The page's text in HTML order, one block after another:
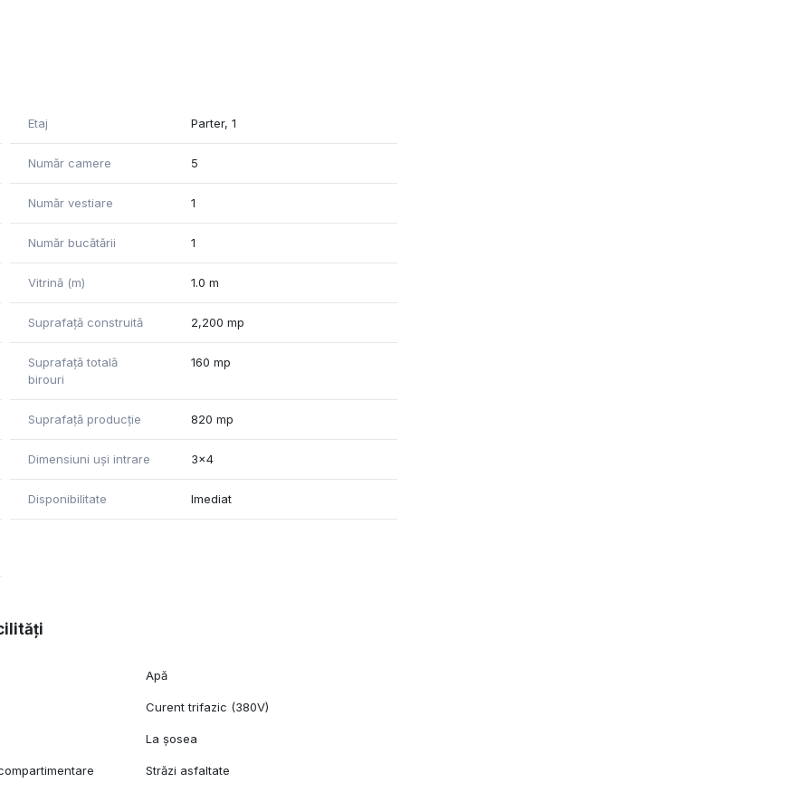
din beton, acoperis din beton.
acoperisul.
, ca si conditie.
Etaj Parter, 1
Număr camere 5
Număr vestiare 1
Număr bucătării 1
Vitrină (m) 1.0 m
Suprafață construită 2,200 mp
Suprafață totală
birouri
160 mp
Suprafață producție 820 mp
Dimensiuni uși intrare 3x4
Disponibilitate Imediat
Apă
Curent trifazic (380V)
La șosea
Străzi asfaltate